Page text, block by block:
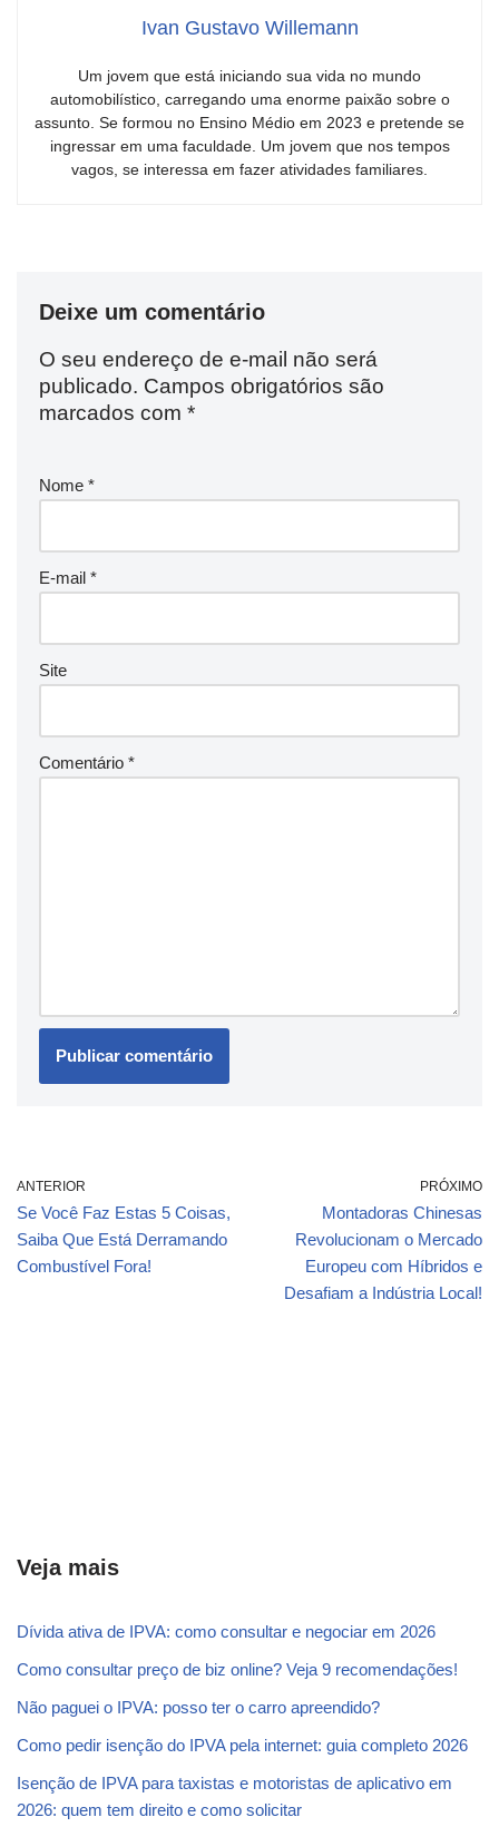
Ivan Gustavo Willemann
Um jovem que está iniciando sua vida no mundo
automobilístico, carregando uma enorme paixão sobre o
assunto. Se formou no Ensino Médio em 2023 e pretende se
ingressar em uma faculdade. Um jovem que nos tempos
vagos, se interessa em fazer atividades familiares.
Deixe um comentário
O seu endereço de e-mail não será
publicado. Campos obrigatórios são
marcados com *
Nome *
E-mail *
Site
Comentário *
ANTERIOR
Se Você Faz Estas 5 Coisas,
Saiba Que Está Derramando
Combustível Fora!
PRÓXIMO
Montadoras Chinesas
Revolucionam o Mercado
Europeu com Híbridos e
Desafiam a Indústria Local!
Veja mais
Dívida ativa de IPVA: como consultar e negociar em 2026
Como consultar preço de biz online? Veja 9 recomendações!
Não paguei o IPVA: posso ter o carro apreendido?
Como pedir isenção do IPVA pela internet: guia completo 2026
Isenção de IPVA para taxistas e motoristas de aplicativo em
2026: quem tem direito e como solicitar